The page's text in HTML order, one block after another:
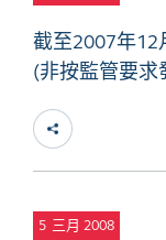
截至2007年12
(非按監管要求
5 三月 2008